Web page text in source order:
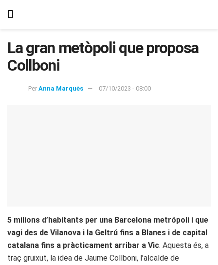
La gran metòpoli que proposa
Collboni
Per Anna Marquès 07/10/2023 - 08:00
5 milions d’habitants per una Barcelona metrópoli i que
vagi des de Vilanova i la Geltrú fins a Blanes i de capital
catalana fins a pràcticament arribar a Vic. Aquesta és, a
traç gruixut, la idea de Jaume Collboni, l’alcalde de